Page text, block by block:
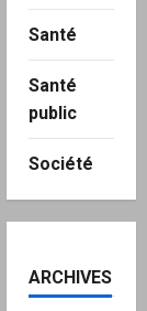
Santé
Santé
public
Société
ARCHIVES